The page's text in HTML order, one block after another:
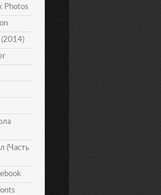
Photos
(2014)
(Часть